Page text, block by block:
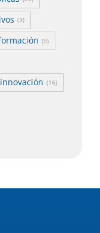
(3)
(9)
(16)